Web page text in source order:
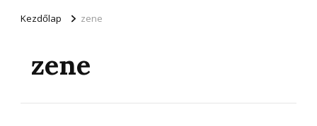
Kezdőlap zene
zene